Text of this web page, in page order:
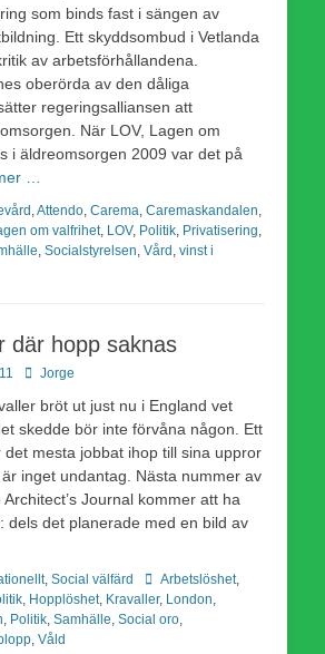
som binds fast i sängen av
Ett skyddsombud i Vetlanda
av arbetsförhållandena.
oberörda av den dåliga
regeringsalliansen att
När LOV, Lagen om
i äldreomsorgen 2009 var det på
…
Attendo Carema Caremaskandalen
om valfrihet, LOV, Politik Privatisering
Socialstyrelsen Vård vinst i
där hopp saknas
Författare
Jorge
bröt ut just nu i England vet
skedde bör inte förvåna någon. Ett
mesta jobbat ihop till sina uppror
inget undantag. Nästa nummer av
Journal kommer att ha
dels det planerade med en bild av
, Social välfärd Etiketter
Arbetslöshet,
Hopplöshet, Kravaller, London
Politik Samhälle Social oro
Våld